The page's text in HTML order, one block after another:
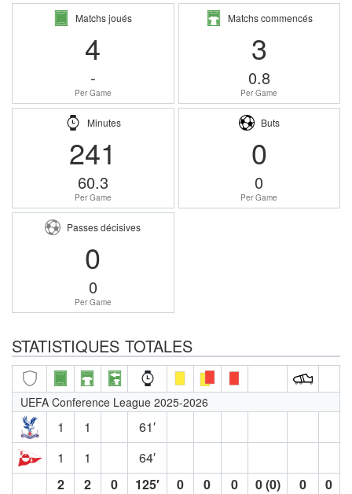
Matchs joués
4
-
Per Game
Matchs commencés
3
0.8
Per Game
Minutes
241
60.3
Per Game
Buts
0
0
Per Game
Passes décisives
0
0
Per Game
STATISTIQUES TOTALES
UEFA Conference League 2025-2026
1 1
61′
1
1
64′
2
2 0 125′ 0 0 0 0 (0) 0 0